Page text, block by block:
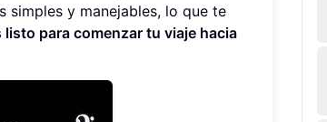
simples y manejables, lo que te
listo para comenzar tu viaje hacia